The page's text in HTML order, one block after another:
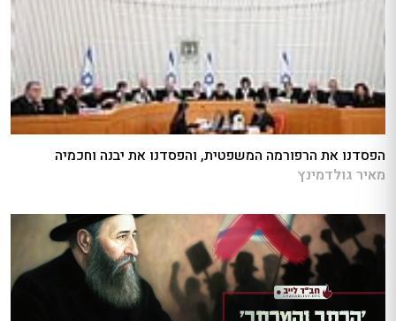
הפסדנו את הרפורמה המשפטית, והפסדנו את יבנה וחכמיה
מאיר גולדמינץ